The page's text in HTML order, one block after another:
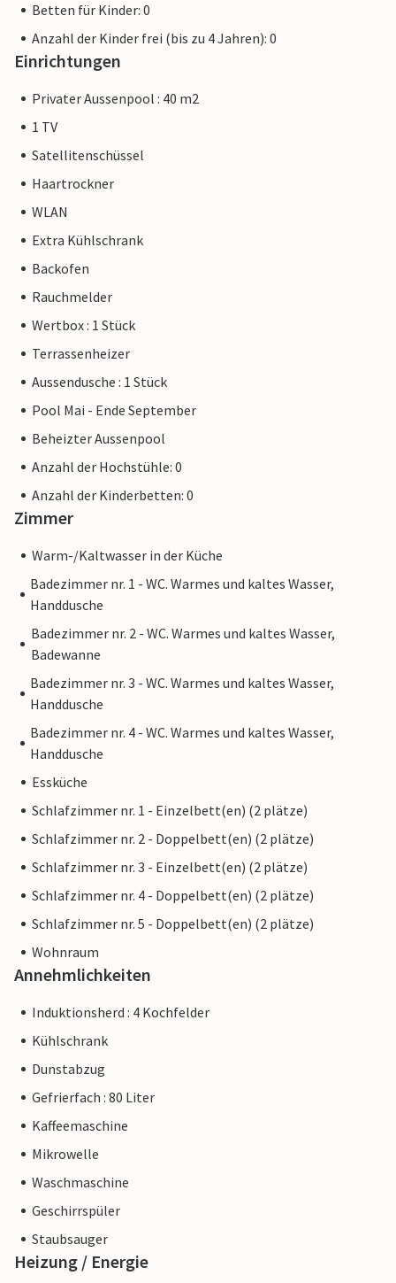
Betten für Kinder: 0
Anzahl der Kinder frei (bis zu 4 Jahren): 0
Einrichtungen
Privater Aussenpool : 40 m2
1 TV
Satellitenschüssel
Haartrockner
WLAN
Extra Kühlschrank
Backofen
Rauchmelder
Wertbox : 1 Stück
Terrassenheizer
Aussendusche : 1 Stück
Pool Mai - Ende September
Beheizter Aussenpool
Anzahl der Hochstühle: 0
Anzahl der Kinderbetten: 0
Zimmer
Warm-/Kaltwasser in der Küche
Badezimmer nr. 1 - WC. Warmes und kaltes Wasser,
Handdusche
Badezimmer nr. 2 - WC. Warmes und kaltes Wasser,
Badewanne
Badezimmer nr. 3 - WC. Warmes und kaltes Wasser,
Handdusche
Badezimmer nr. 4 - WC. Warmes und kaltes Wasser,
Handdusche
Essküche
Schlafzimmer nr. 1 - Einzelbett(en) (2 plätze)
Schlafzimmer nr. 2 - Doppelbett(en) (2 plätze)
Schlafzimmer nr. 3 - Einzelbett(en) (2 plätze)
Schlafzimmer nr. 4 - Doppelbett(en) (2 plätze)
Schlafzimmer nr. 5 - Doppelbett(en) (2 plätze)
Wohnraum
Annehmlichkeiten
Induktionsherd : 4 Kochfelder
Kühlschrank
Dunstabzug
Gefrierfach : 80 Liter
Kaffeemaschine
Mikrowelle
Waschmaschine
Geschirrspüler
Staubsauger
Heizung / Energie